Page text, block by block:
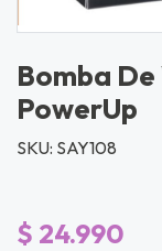
Bomba De
PowerUp
SKU: SAY108
$ 24.990